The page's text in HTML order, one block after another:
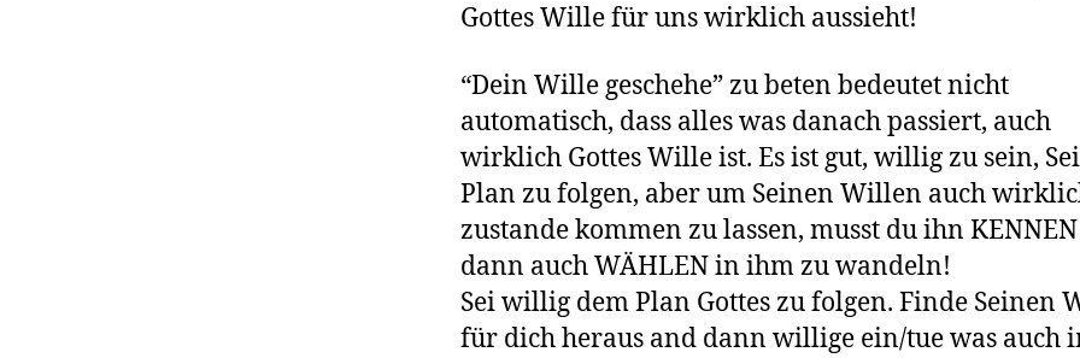
Gottes Wille für uns wirklich aussieht!
“Dein Wille geschehe” zu beten bedeutet nicht
automatisch, dass alles was danach passiert, auch
wirklich Gottes Wille ist. Es ist gut, willig zu sein,
Plan zu folgen, aber um Seinen Willen auch
zustande kommen zu lassen, musst du ihn
dann auch WÄHLEN in ihm zu wandeln!
Sei willig dem Plan Gottes zu folgen. Finde Seinen
für dich heraus and dann willige ein/tue was auch